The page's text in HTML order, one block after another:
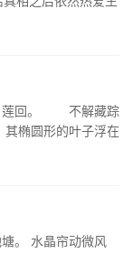
回。 不解藏踪
椭圆形的叶子浮在
。 水晶帘动微风